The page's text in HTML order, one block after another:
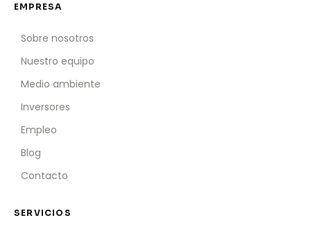
EMPRESA
Sobre nosotros
Nuestro equipo
Medio ambiente
Inversores
Empleo
Blog
Contacto
SERVICIOS